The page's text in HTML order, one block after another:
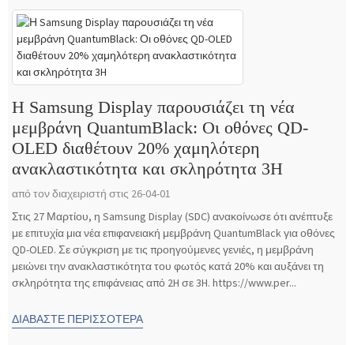
Η Samsung Display παρουσιάζει τη νέα
μεμβράνη QuantumBlack: Οι οθόνες QD-
OLED διαθέτουν 20% χαμηλότερη
ανακλαστικότητα και σκληρότητα 3H
από τον διαχειριστή στις 26-04-01
Στις 27 Μαρτίου, η Samsung Display (SDC) ανακοίνωσε ότι ανέπτυξε
με επιτυχία μια νέα επιφανειακή μεμβράνη QuantumBlack για οθόνες
QD-OLED. Σε σύγκριση με τις προηγούμενες γενιές, η μεμβράνη
μειώνει την ανακλαστικότητα του φωτός κατά 20% και αυξάνει τη
σκληρότητα της επιφάνειας από 2H σε 3H. https://www.per...
ΔΙΑΒΆΣΤΕ ΠΕΡΙΣΣΌΤΕΡΑ